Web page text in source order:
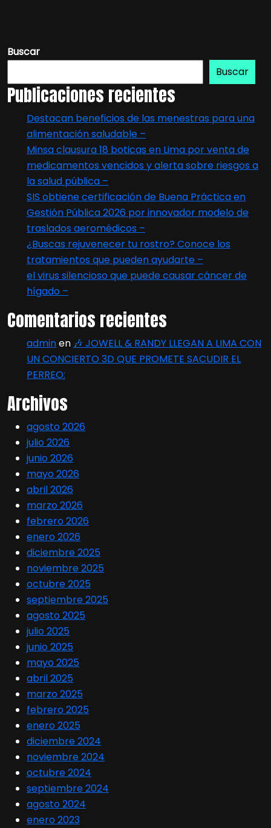
Buscar
Buscar
Publicaciones recientes
Destacan beneficios de las menestras para una
alimentación saludable –
Minsa clausura 18 boticas en Lima por venta de
medicamentos vencidos y alerta sobre riesgos a
la salud pública –
SIS obtiene certificación de Buena Práctica en
Gestión Pública 2026 por innovador modelo de
traslados aeromédicos –
¿Buscas rejuvenecer tu rostro? Conoce los
tratamientos que pueden ayudarte –
el virus silencioso que puede causar cáncer de
hígado –
Comentarios recientes
adminen 🎶 JOWELL & RANDY LLEGAN A LIMA CON
UN CONCIERTO 3D QUE PROMETE SACUDIR EL
PERREO:
Archivos
agosto 2026
julio 2026
junio 2026
mayo 2026
abril 2026
marzo 2026
febrero 2026
enero 2026
diciembre 2025
noviembre 2025
octubre 2025
septiembre 2025
agosto 2025
julio 2025
junio 2025
mayo 2025
abril 2025
marzo 2025
febrero 2025
enero 2025
diciembre 2024
noviembre 2024
octubre 2024
septiembre 2024
agosto 2024
enero 2023